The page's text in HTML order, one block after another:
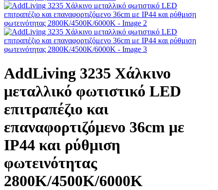
AddLiving 3235 Χάλκινο
μεταλλικό φωτιστικό LED
επιτραπέζιο και
επαναφορτιζόμενο 36cm με
IP44 και ρύθμιση
φωτεινότητας
2800Κ/4500Κ/6000Κ